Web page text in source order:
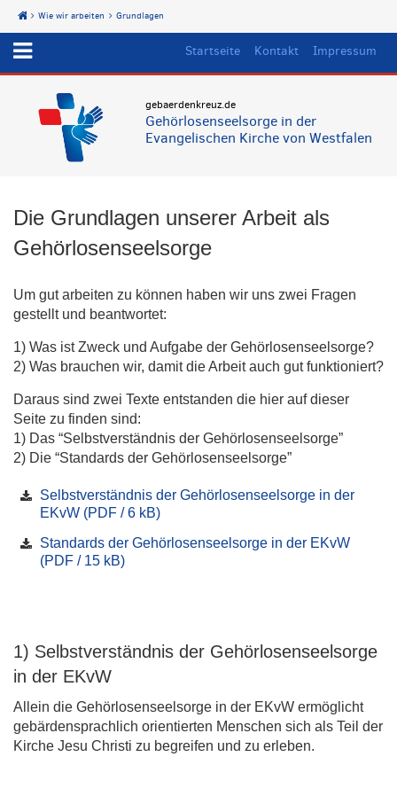
Start
Wie wir arbeiten Grundlagen
Startseite Kontakt Impressum
gebaerdenkreuz.de
Gehörlosenseelsorge in der
Evangelischen Kirche von Westfalen
Die Grundlagen unserer Arbeit als
Gehörlosenseelsorge
Um gut arbeiten zu können haben wir uns zwei Fragen
gestellt und beantwortet:
1) Was ist Zweck und Aufgabe der Gehörlosenseelsorge?
2) Was brauchen wir, damit die Arbeit auch gut funktioniert?
Daraus sind zwei Texte entstanden die hier auf dieser
Seite zu finden sind:
1) Das “Selbstverständnis der Gehörlosenseelsorge”
2) Die “Standards der Gehörlosenseelsorge”
Selbstverständnis der Gehörlosenseelsorge in der
EKvW (PDF / 6 kB)
Standards der Gehörlosenseelsorge in der EKvW
(PDF / 15 kB)
1) Selbstverständnis der Gehörlosenseelsorge
in der EKvW
Allein die Gehörlosenseelsorge in der EKvW ermöglicht
gebärdensprachlich orientierten Menschen sich als Teil der
Kirche Jesu Christi zu begreifen und zu erleben.